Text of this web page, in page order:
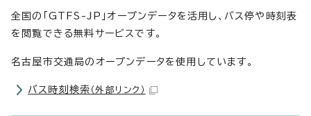
全国の「GTFS-JP」オープンデータを活用し、バス停や時刻表
を閲覧できる無料サービスです。
名古屋市交通局のオープンデータを使用しています。
バス時刻検索 （外部リンク）